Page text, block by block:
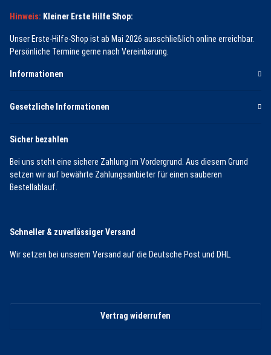
Hinweis: Kleiner Erste Hilfe Shop:
Unser Erste-Hilfe-Shop ist ab Mai 2026 ausschließlich online erreichbar.
Persönliche Termine gerne nach Vereinbarung.
Informationen
Gesetzliche Informationen
Sicher bezahlen
Bei uns steht eine sichere Zahlung im Vordergrund. Aus diesem Grund
setzen wir auf bewährte Zahlungsanbieter für einen sauberen
Bestellablauf.
Schneller & zuverlässiger Versand
Wir setzen bei unserem Versand auf die Deutsche Post und DHL.
Vertrag widerrufen